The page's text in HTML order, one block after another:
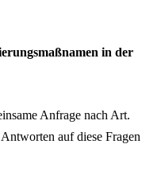
in der
Anfrage nach Art.
auf diese Fragen